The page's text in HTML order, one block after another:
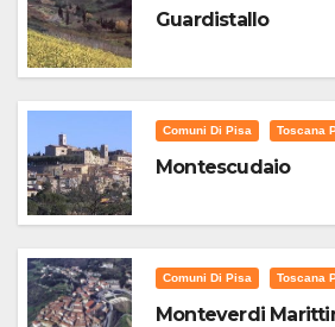
Guardistallo
Comuni Di Pisa Toscana
Montescudaio
Comuni Di Pisa Toscana
Monteverdi